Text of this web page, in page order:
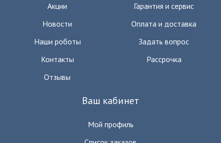
Акции
Новости
Наши роботы
Контакты
Отзывы
Гарантия и сервис
Оплата и доставка
Задать вопрос
Рассрочка
Ваш кабинет
Мой профиль